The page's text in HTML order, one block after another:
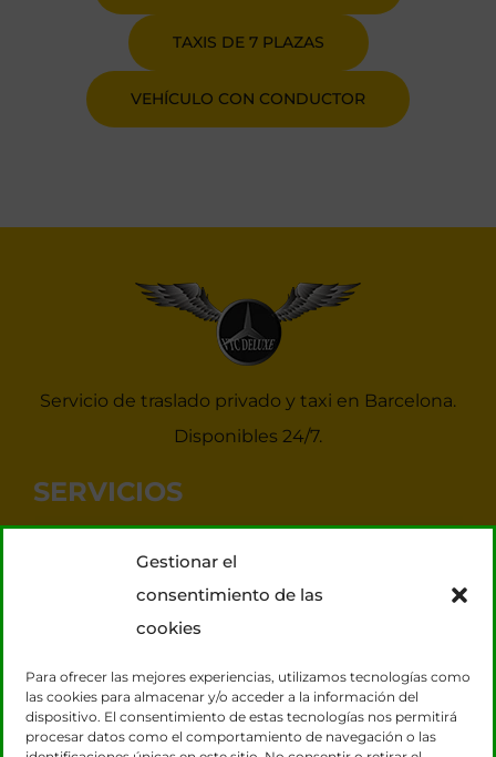
Gestionar el
consentimiento de las
cookies
Para ofrecer las mejores experiencias, utilizamos tecnologías como
las cookies para almacenar y/o acceder a la información del
dispositivo. El consentimiento de estas tecnologías nos permitirá
procesar datos como el comportamiento de navegación o las
TAXIS DE 7 PLAZAS
VEHÍCULO CON CONDUCTOR
Servicio de traslado privado y taxi en Barcelona.
Disponibles 24/7.
SERVICIOS
Taxi 7 plazas para grupos
Transporte VIP
CONTACTO